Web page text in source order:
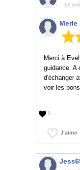
17
Merle
Merci à
guidance. A
d'échanger
voir les
0
J'aime